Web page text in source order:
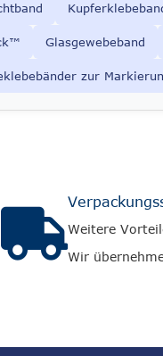
Glasgewebeband
zur
Weitere
Wir